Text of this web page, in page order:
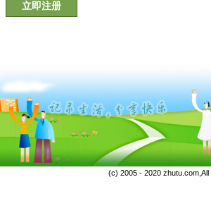
立即注册
(c) 2005 - 2020